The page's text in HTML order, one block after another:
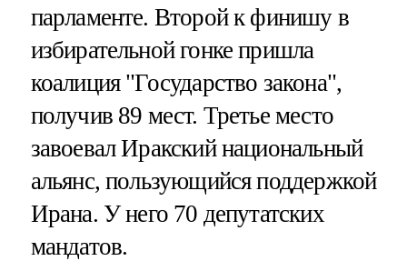
парламенте. Второй к финишу в
избирательной гонке пришла
коалиция "Государство закона",
получив 89 мест. Третье место
завоевал Иракский национальный
альянс, пользующийся поддержкой
Ирана. У него 70 депутатских
мандатов.